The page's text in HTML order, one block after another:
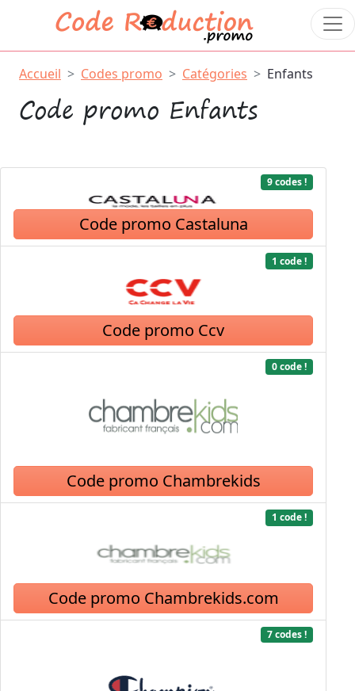
Accueil Codes promo Catégories Enfants
Code promo Enfants
9 codes !
Code promo Castaluna
1 code !
Code promo Ccv
0 code !
Code promo Chambrekids
1 code !
Code promo Chambrekids.com
7 codes !